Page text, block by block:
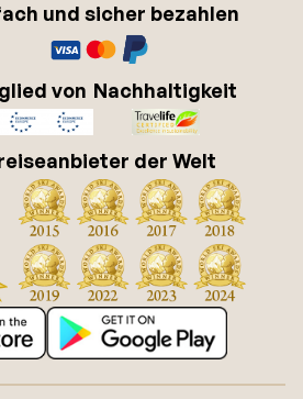
und sicher bezahlen
von Nachhaltigkeit
der Welt